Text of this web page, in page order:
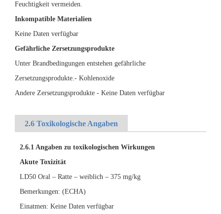
Feuchtigkeit vermeiden.
Inkompatible Materialien
Keine Daten verfügbar
Gefährliche Zersetzungsprodukte
Unter Brandbedingungen entstehen gefährliche
Zersetzungsprodukte.- Kohlenoxide
Andere Zersetzungsprodukte - Keine Daten verfügbar
2.6 Toxikologische Angaben
2.6.1 Angaben zu toxikologischen Wirkungen
Akute Toxizität
LD50 Oral – Ratte – weiblich – 375 mg/kg
Bemerkungen: (ECHA)
Einatmen: Keine Daten verfügbar